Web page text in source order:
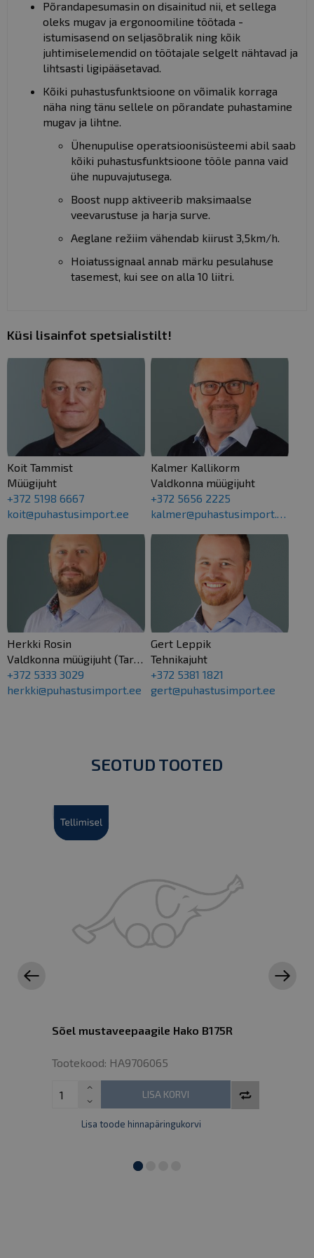
Põrandapesumasin on disainitud nii, et sellega
oleks mugav ja ergonoomiline töötada -
istumisasend on seljasõbralik ning kõik
juhtimiselemendid on töötajale selgelt nähtavad ja
lihtsasti ligipääsetavad.
Kõiki puhastusfunktsioone on võimalik korraga
näha ning tänu sellele on põrandate puhastamine
mugav ja lihtne.
Ühenupulise operatsioonisüsteemi abil saab
kõiki puhastusfunktsioone tööle panna vaid
ühe nupuvajutusega.
Boost nupp aktiveerib maksimaalse
veevarustuse ja harja surve.
Aeglane režiim vähendab kiirust 3,5km/h.
Hoiatussignaal annab märku pesulahuse
tasemest, kui see on alla 10 liitri.
Küsi lisainfot spetsialistilt!
Koit Tammist
Müügijuht
+372 5198 6667
koit@puhastusimport.ee
Kalmer Kallikorm
Valdkonna müügijuht
+372 5656 2225
kalmer@puhastusimport.ee
Herkki Rosin
Valdkonna müügijuht (Tartu esindus)
+372 5333 3029
herkki@puhastusimport.ee
Gert Leppik
Tehnikajuht
+372 5381 1821
gert@puhastusimport.ee
SEOTUD TOOTED
Sõel mustaveepaagile Hako B175R
Tootekood: HA9706065
LISA KORVI
Lisa toode hinnapäringukorvi